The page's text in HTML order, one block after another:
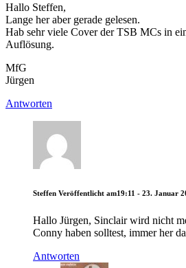
Hallo Steffen,
Lange her aber gerade gelesen.
Hab sehr viele Cover der TSB MCs in
Auflösung.
MfG
Jürgen
Antworten
Steffen Veröffentlicht am19:11 - 23. Januar
Hallo Jürgen, Sinclair wird nicht
Conny haben solltest, immer her
Antworten